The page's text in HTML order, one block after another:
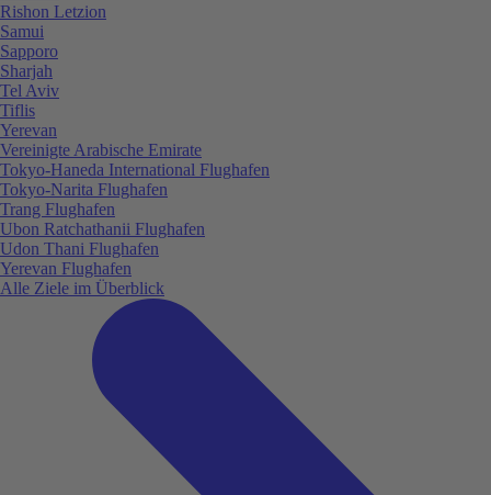
Rishon Letzion
Samui
Sapporo
Sharjah
Tel Aviv
Tiflis
Yerevan
Vereinigte Arabische Emirate
Tokyo-Haneda International Flughafen
Tokyo-Narita Flughafen
Trang Flughafen
Ubon Ratchathanii Flughafen
Udon Thani Flughafen
Yerevan Flughafen
Alle Ziele im Überblick